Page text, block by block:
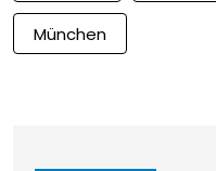
München